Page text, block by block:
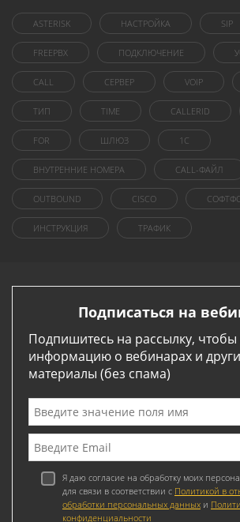
ASTERISK НАСТРОЙКА SIP
FREEPBX ПОДКЛЮЧЕНИЕ
CALL СЕРВЕР VOIP
ТИП TIME CALLERID
FOR ШЛЮЗ 1C
ВНУТРЕННИЕ НОМЕРА CALL-ФАЙЛ
OUTBOUND CISCO
ИНСТРУКЦИЯ ТРАФИК
Подписаться на
Подпишитесь на рассылку, чтобы
информацию о вебинарах и
материалы (без спама)
Я даю согласие на обработку моих
для связи в соответствии с Политикой в
обработки персональных данных и
конфиденциальности